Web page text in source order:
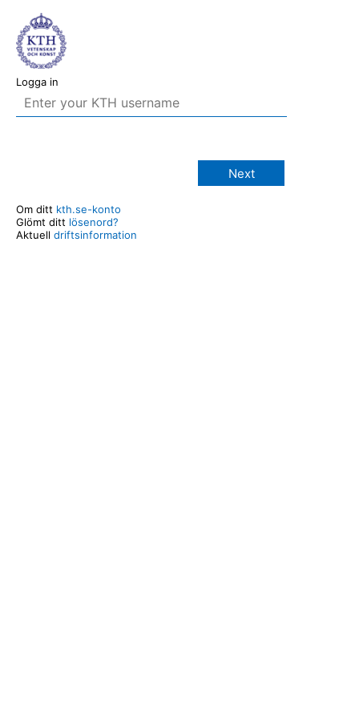
Logga in
Next
Om ditt kth.se-konto
Glömt ditt lösenord?
Aktuell driftsinformation